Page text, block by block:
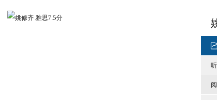
雅思集训课程 SAT基础班